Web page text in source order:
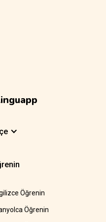
Öğrenin
Öğrenin